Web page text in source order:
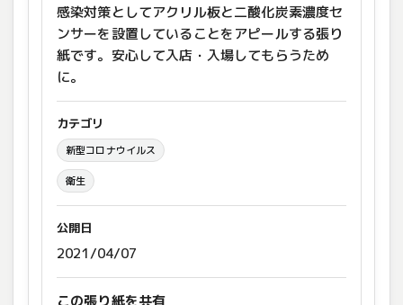
感染対策としてアクリル板と二酸化炭素濃度セ
ンサーを設置していることをアピールする張り
紙です。安心して入店・入場してもらうため
に。
カテゴリ
新型コロナウイルス
衛生
公開日
2021/04/07
この張り紙を共有